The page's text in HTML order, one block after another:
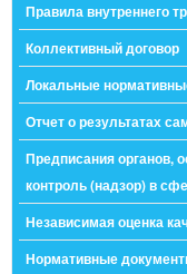
Правила внутреннего
Коллективный договор
Локальные
Отчет о результатах
Предписания органов,
контроль (надзор) в
Независимая оценка
Нормативные